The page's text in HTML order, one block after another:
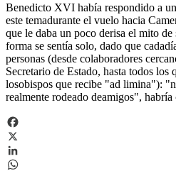
Benedicto XVI había respondido a
este temadurante el vuelo hacia
que le daba un poco derisa el mito
forma se sentía solo, dado que
personas (desde colaboradores
Secretario de Estado, hasta todos
losobispos que recibe "ad limina"):
realmente rodeado deamigos", habría
Facebook
X
LinkedIn